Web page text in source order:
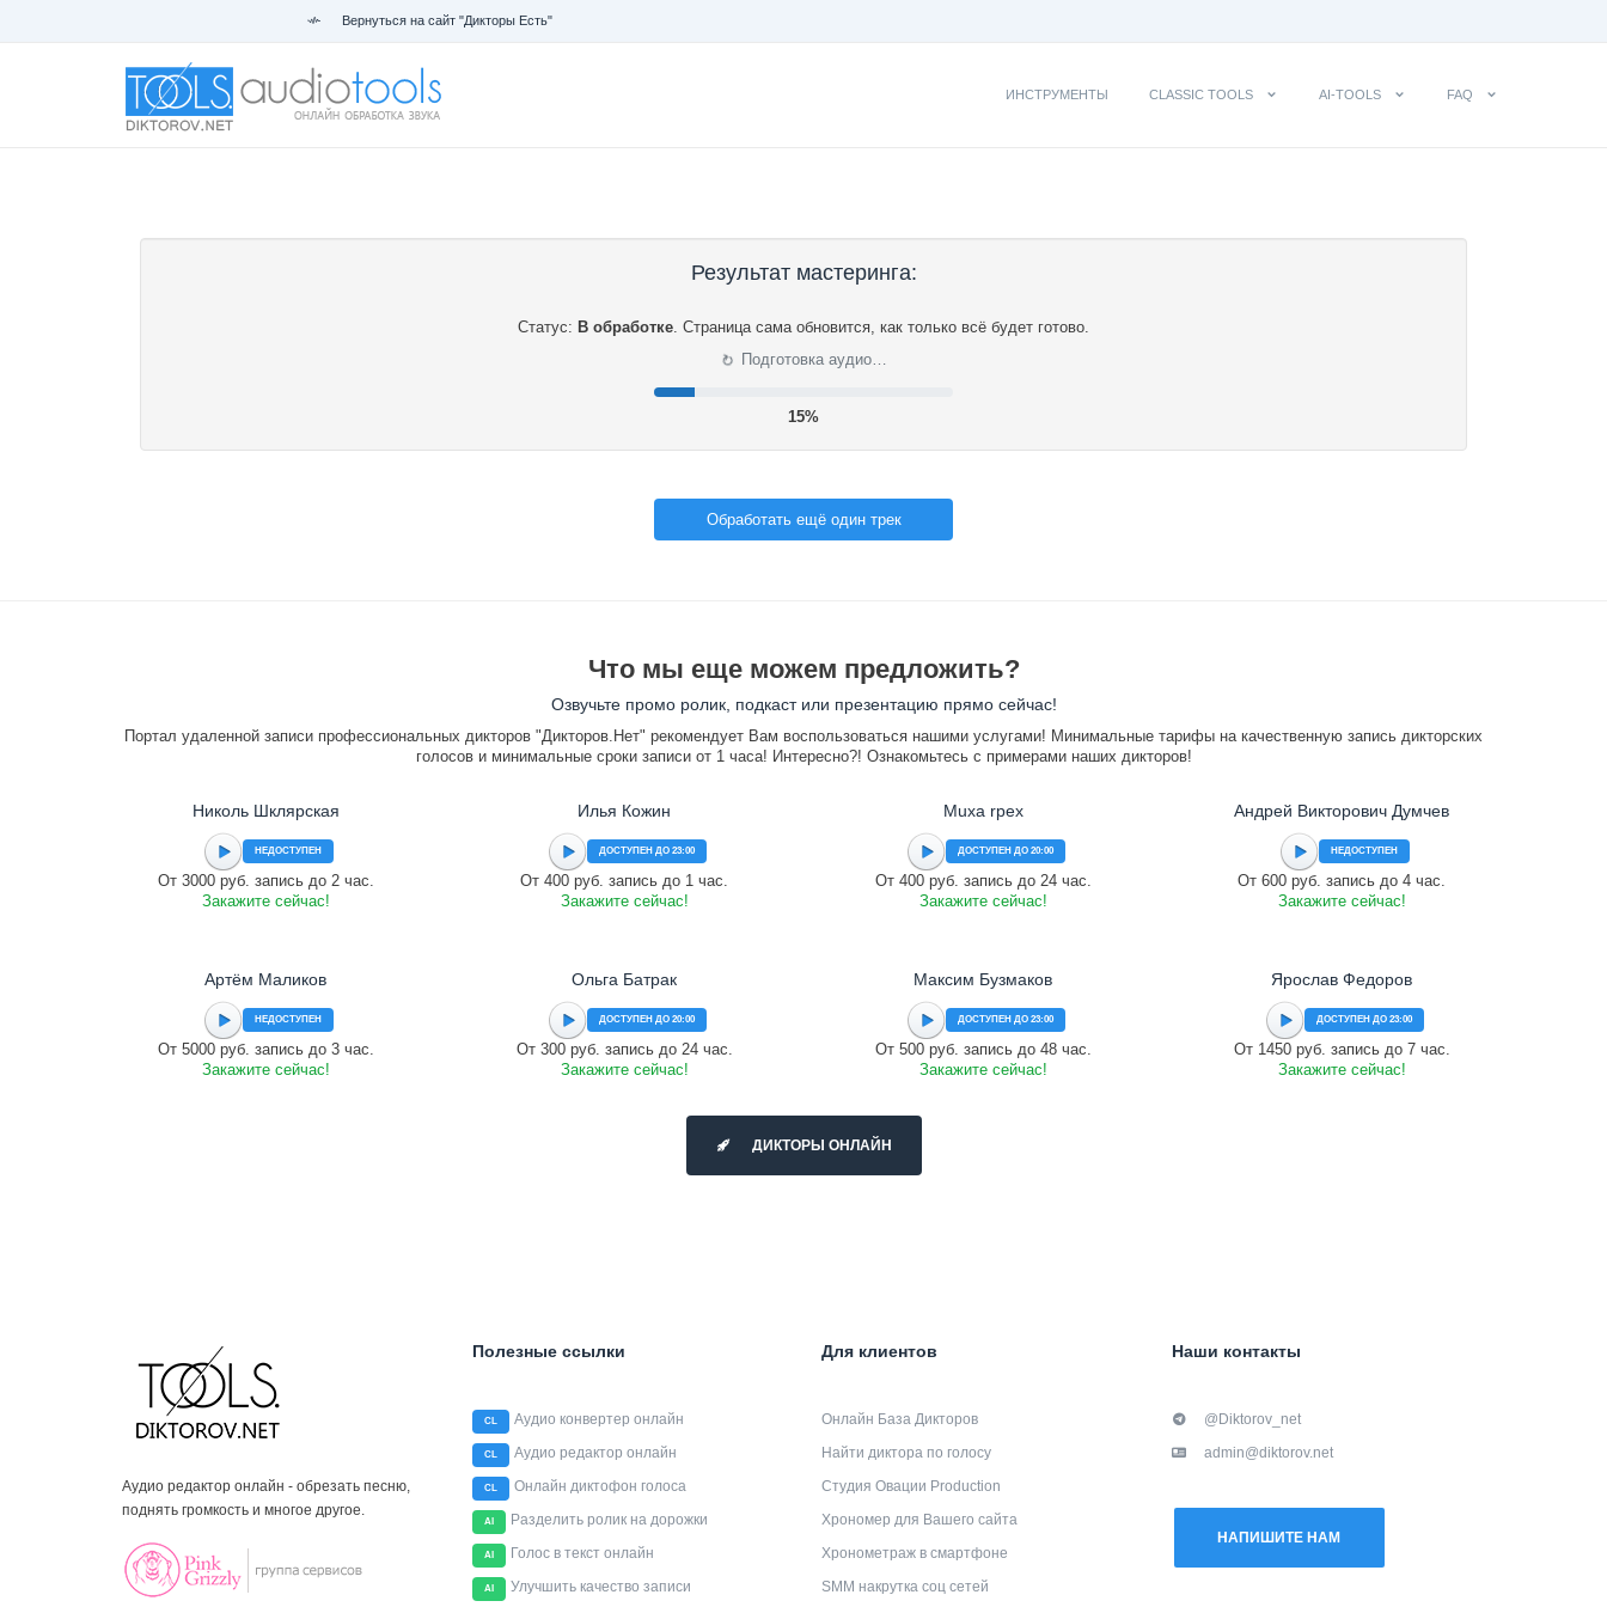
Вернуться на сайт "Дикторы Есть"
ИНСТРУМЕНТЫ CLASSIC TOOLS AI-TOOLS FAQ
Результат мастеринга:
Статус: В обработке. Страница сама обновится, как только всё будет готово.
⟳ Подготовка аудио…
15%
Обработать ещё один трек
Что мы еще можем предложить?
Озвучьте промо ролик, подкаст или презентацию прямо сейчас!
Портал удаленной записи профессиональных дикторов "Дикторов.Нет" рекомендует Вам воспользоваться нашими услугами! Минимальные тарифы на качественную запись дикторских
голосов и минимальные сроки записи от 1 часа! Интересно?! Ознакомьтесь с примерами наших дикторов!
Николь Шклярская
НЕДОСТУПЕН
От 3000 руб. запись до 2 час.
Закажите сейчас!
Илья Кожин
ДОСТУПЕН ДО 23:00
От 400 руб. запись до 1 час.
Закажите сейчас!
Muxa rpex
ДОСТУПЕН ДО 20:00
От 400 руб. запись до 24 час.
Закажите сейчас!
Андрей Викторович Думчев
НЕДОСТУПЕН
От 600 руб. запись до 4 час.
Закажите сейчас!
Артём Маликов
НЕДОСТУПЕН
От 5000 руб. запись до 3 час.
Закажите сейчас!
Ольга Батрак
ДОСТУПЕН ДО 20:00
От 300 руб. запись до 24 час.
Закажите сейчас!
Максим Бузмаков
ДОСТУПЕН ДО 23:00
От 500 руб. запись до 48 час.
Закажите сейчас!
Ярослав Федоров
ДОСТУПЕН ДО 23:00
От 1450 руб. запись до 7 час.
Закажите сейчас!
ДИКТОРЫ ОНЛАЙН
Аудио редактор онлайн - обрезать песню,
поднять громкость и многое другое.
Полезные ссылки
CL Аудио конвертер онлайн
CL Аудио редактор онлайн
CL Онлайн диктофон голоса
AI Разделить ролик на дорожки
AI Голос в текст онлайн
AI Улучшить качество записи
Для клиентов
Онлайн База Дикторов
Найти диктора по голосу
Студия Овации Production
Хрономер для Вашего сайта
Хронометраж в смартфоне
SMM накрутка соц сетей
Наши контакты
@Diktorov_net
admin@diktorov.net
НАПИШИТЕ НАМ